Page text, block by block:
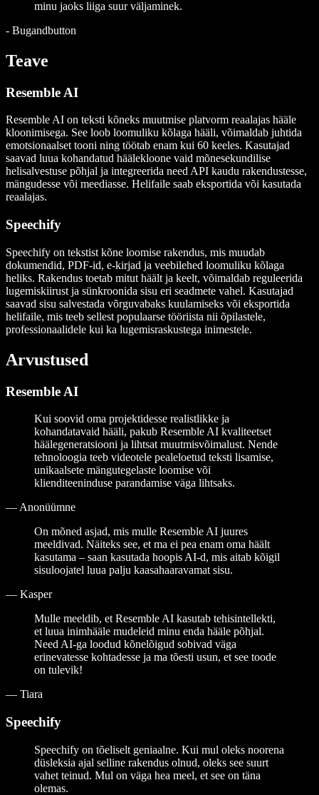
minu jaoks liiga suur väljaminek.
- Bugandbutton
Teave
Resemble AI
Resemble AI on teksti kõneks muutmise platvorm reaalajas hääle
kloonimisega. See loob loomuliku kõlaga hääli, võimaldab juhtida
emotsionaalset tooni ning töötab enam kui 60 keeles. Kasutajad
saavad luua kohandatud häälekloone vaid mõnesekundilise
helisalvestuse põhjal ja integreerida need API kaudu rakendustesse,
mängudesse või meediasse. Helifaile saab eksportida või kasutada
reaalajas.
Speechify
Speechify on tekstist kõne loomise rakendus, mis muudab
dokumendid, PDF-id, e-kirjad ja veebilehed loomuliku kõlaga
heliks. Rakendus toetab mitut häält ja keelt, võimaldab reguleerida
lugemiskiirust ja sünkroonida sisu eri seadmete vahel. Kasutajad
saavad sisu salvestada võrguvabaks kuulamiseks või eksportida
helifaile, mis teeb sellest populaarse tööriista nii õpilastele,
professionaalidele kui ka lugemisraskustega inimestele.
Arvustused
Resemble AI
Kui soovid oma projektidesse realistlikke ja
kohandatavaid hääli, pakub Resemble AI kvaliteetset
häälegeneratsiooni ja lihtsat muutmisvõimalust. Nende
tehnoloogia teeb videotele pealeloetud teksti lisamise,
unikaalsete mängutegelaste loomise või
klienditeeninduse parandamise väga lihtsaks.
— Anonüümne
On mõned asjad, mis mulle Resemble AI juures
meeldivad. Näiteks see, et ma ei pea enam oma häält
kasutama – saan kasutada hoopis AI-d, mis aitab kõigil
sisuloojatel luua palju kaasahaaravamat sisu.
— Kasper
Mulle meeldib, et Resemble AI kasutab tehisintellekti,
et luua inimhääle mudeleid minu enda hääle põhjal.
Need AI-ga loodud kõnelõigud sobivad väga
erinevatesse kohtadesse ja ma tõesti usun, et see toode
on tulevik!
— Tiara
Speechify
Speechify on tõeliselt geniaalne. Kui mul oleks noorena
düsleksia ajal selline rakendus olnud, oleks see suurt
vahet teinud. Mul on väga hea meel, et see on täna
olemas.